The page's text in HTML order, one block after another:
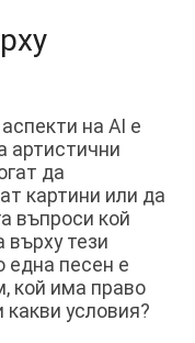
на AI е
артистични
да
картини или да
въпроси кой
върху тези
една песен е
кой има право
какви условия?